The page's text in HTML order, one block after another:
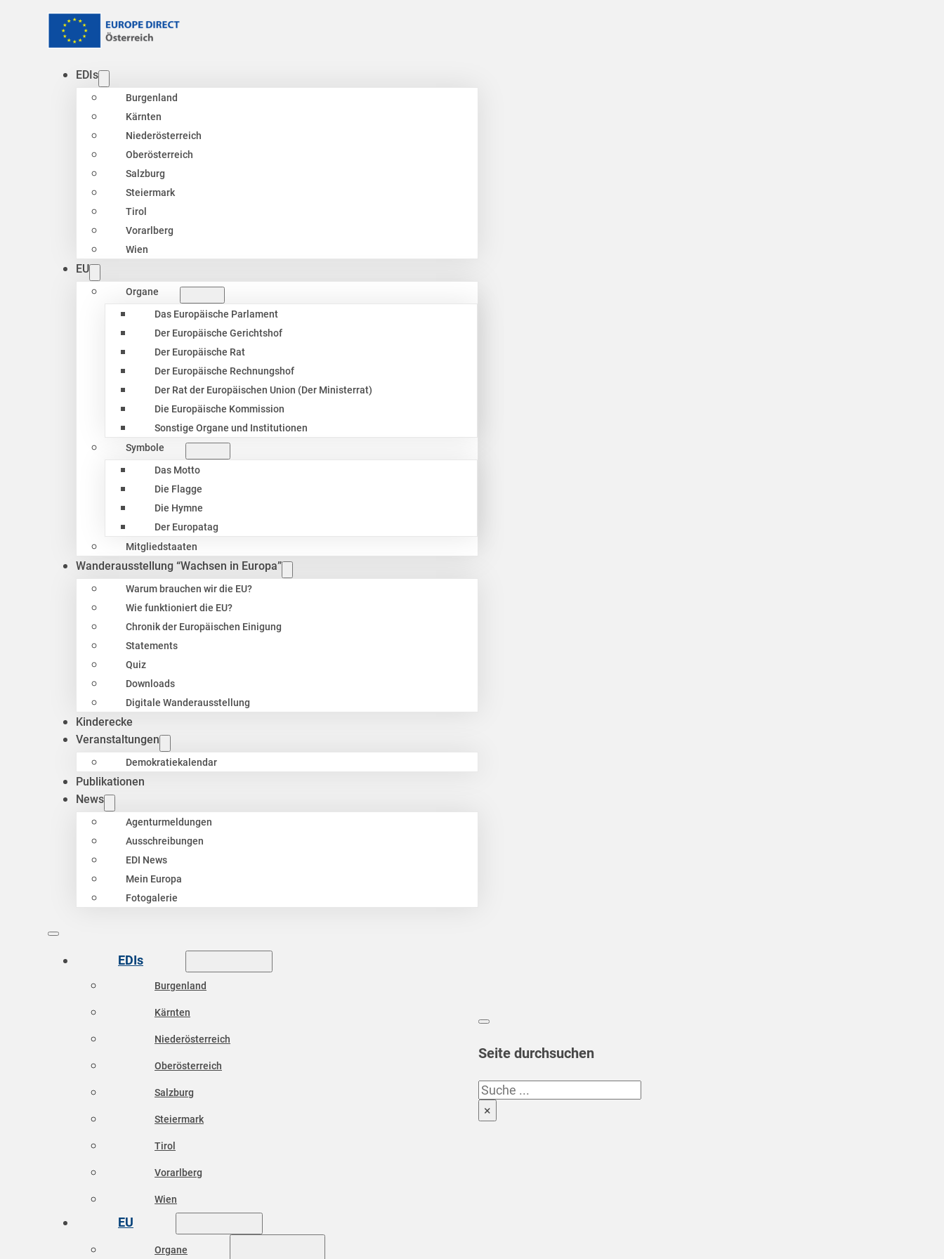
EDIs
Burgenland
Kärnten
Niederösterreich
Oberösterreich
Salzburg
Steiermark
Tirol
Vorarlberg
Wien
EU
Organe
Das Europäische Parlament
Der Europäische Gerichtshof
Der Europäische Rat
Der Europäische Rechnungshof
Der Rat der Europäischen Union (Der Ministerrat)
Die Europäische Kommission
Sonstige Organe und Institutionen
Symbole
Das Motto
Die Flagge
Die Hymne
Der Europatag
Mitgliedstaaten
Wanderausstellung “Wachsen in Europa”
Warum brauchen wir die EU?
Wie funktioniert die EU?
Chronik der Europäischen Einigung
Statements
Quiz
Downloads
Digitale Wanderausstellung
Kinderecke
Veranstaltungen
Demokratiekalendar
Publikationen
News
Agenturmeldungen
Ausschreibungen
EDI News
Mein Europa
Fotogalerie
EDIs
Burgenland
Kärnten
Niederösterreich
Oberösterreich
Salzburg
Steiermark
Tirol
Vorarlberg
Wien
EU
Organe
Seite durchsuchen
Suchen
×